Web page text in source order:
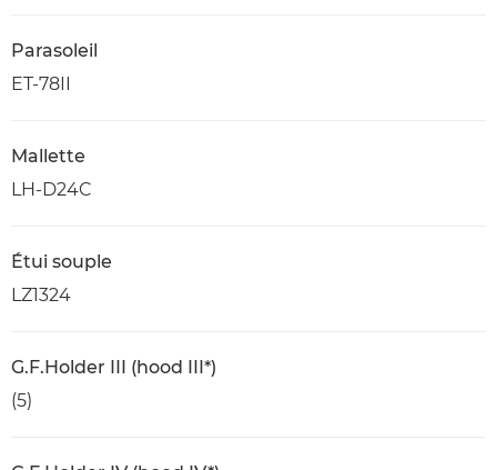
Parasoleil
ET-78II
Mallette
LH-D24C
Étui souple
LZ1324
G.F.Holder III (hood III*)
(5)